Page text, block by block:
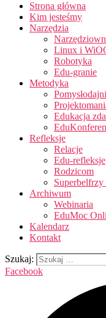
Strona główna
Kim jesteśmy
Narzędzia
Linux i
Robotyka
Edu-granie
Metodyka
Edukacja
Refleksje
Relacje
Edu-refleksje
Rodzicom
Superbelfrzy
Archiwum
Webinaria
EduMoc
Kalendarz
Kontakt
Szukaj:
Facebook